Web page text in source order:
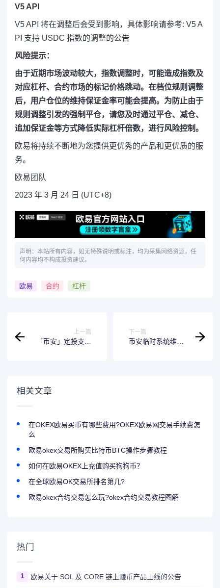
V5 API
V5 API 将在调整后会受到影响，具体影响请参考: V5 A
PI 支持 USDC 指数的调整的公告
风险提示：
由于近期市场波动较大，指数调整时，可能造成指数及
对应杠杆、合约市场的标记价格跳动。在档位规则调整
后，用户仓位的维持保证金率可能会提高。为防止由于
规则调整引发的强制平仓，请您及时通过平仓、减仓、
追加保证金等方式降低实际杠杆倍数，进行风险控制。
欧易将持续不断地为您提供更优秀的产品和更优质的服
务。
欧易团队
2023 年 3 月 24 日 (UTC+8)
声明：本站所有内容，如无特殊说明或标注，均为采集网络资源，任
何内容均不构成投资建议。
欧易 合约 杠杆
上一篇
「币安」定投支持
下一篇
币安临时系统维护
相关文章
在OKEX欧易买币有哪些费用?OKEX欧易网交易手续费怎
么
欧易okex交易所购买比特币BTC操作步骤教程
如何在欧易OKEX上充值购买狗狗币？
在全球欧易OK交易所排名第几?
欧易okex合约交易怎么玩?okex合约交易教程图解
热门
1 欧易关于 SOL 及 CORE 链上赚币产品上线的公告